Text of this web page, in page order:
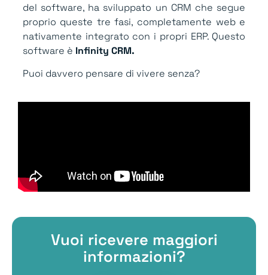
del software, ha sviluppato un CRM che segue
proprio queste tre fasi, completamente web e
nativamente integrato con i propri ERP. Questo
software è Infinity CRM.
Puoi davvero pensare di vivere senza?
Vuoi ricevere maggiori
informazioni?